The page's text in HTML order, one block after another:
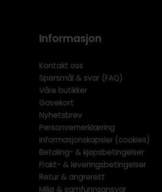
Informasjon
Kontakt oss
Spørsmål & svar (FAQ)
Våre butikker
Gavekort
Nyhetsbrev
Personvernerklæring
Informasjonskapsler (cookies)
Betaling- & kjøpsbetingelser
Frakt- & leveringsbetingelser
Retur & angrerett
Miljø & samfunnsansvar